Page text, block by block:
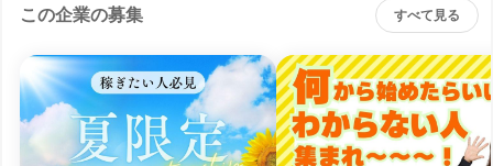
この企業の募集 すべて見る